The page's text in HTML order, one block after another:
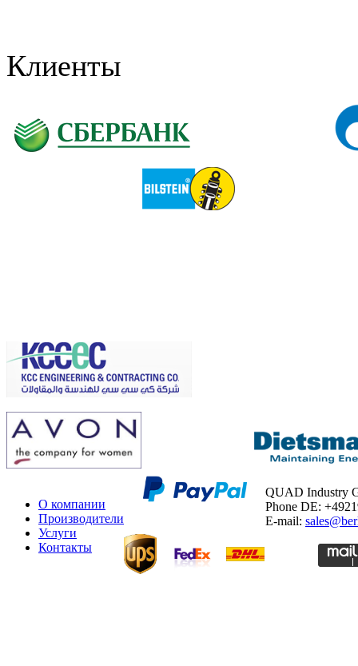
Клиенты
О компании
Производители
Услуги
Контакты
QUAD Industry
Phone DE:
E-mail: